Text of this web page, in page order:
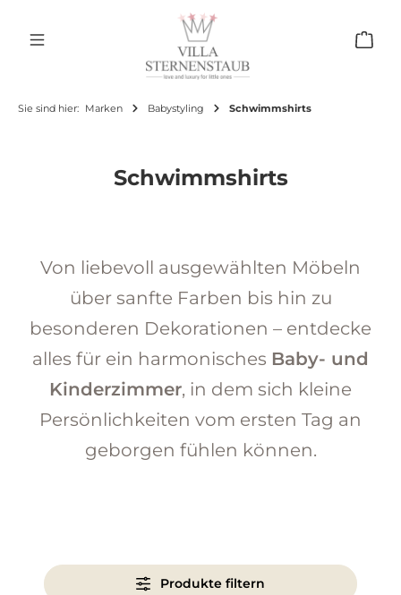
Sie sind hier: Marken Babystyling Schwimmshirts
Schwimmshirts
Von liebevoll ausgewählten Möbeln
über sanfte Farben bis hin zu
besonderen Dekorationen – entdecke
alles für ein harmonisches Baby- und
Kinderzimmer, in dem sich kleine
Persönlichkeiten vom ersten Tag an
geborgen fühlen können.
Produkte filtern